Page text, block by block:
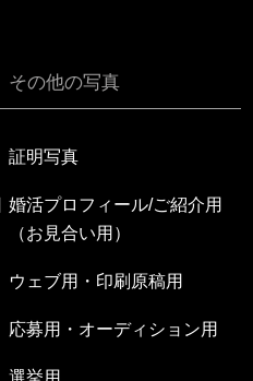
その他の写真
証明写真
婚活プロフィール/ご紹介用
（お見合い用）
ウェブ用・印刷原稿用
応募用・オーディション用
選挙用